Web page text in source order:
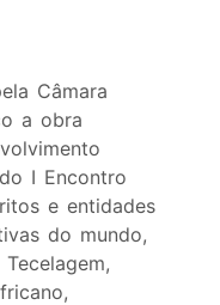
Câmara
a obra
I Encontro
e entidades
do mundo,